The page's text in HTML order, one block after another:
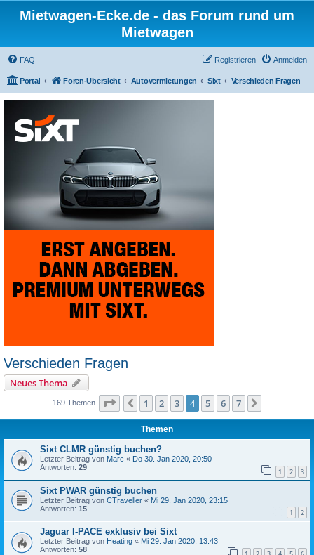
Mietwagen-Ecke.de - das Forum rund um
Mietwagen
FAQ Anmelden
Registrieren
Portal Foren-Übersicht Autovermietungen Sixt Verschieden Fragen
Verschieden Fragen
Neues Thema
169 Themen Seite von
Vorherige
1 2 3 4 5 6 7
Themen
Sixt CLMR günstig buchen?
Letzter Beitrag von Marc « Do 30. Jan 2020, 20:50
Antworten: 29 1 2 3
Sixt PWAR günstig buchen
Letzter Beitrag von CTraveller « Mi 29. Jan 2020, 23:15
Antworten: 15 1 2
Jaguar I-PACE exklusiv bei Sixt
Letzter Beitrag von Heating « Mi 29. Jan 2020, 13:43
Antworten: 58